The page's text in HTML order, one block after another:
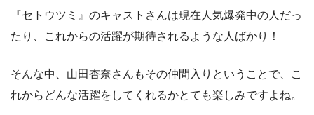
『セトウツミ』のキャストさんは現在人気爆発中の人だっ
たり、これからの活躍が期待されるような人ばかり！
そんな中、山田杏奈さんもその仲間入りということで、こ
れからどんな活躍をしてくれるかとても楽しみですよね。